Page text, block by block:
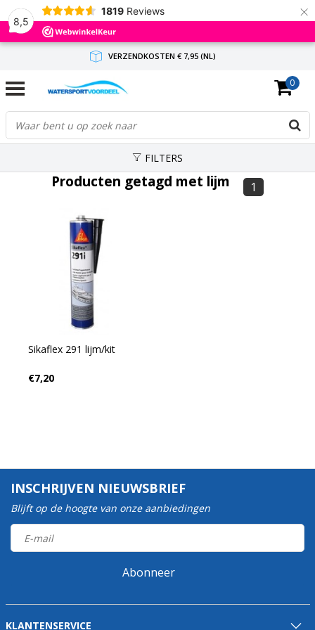
8,5
1819 Reviews ×
VERZENDKOSTEN € 7,95 (NL)
GRATIS VERZENDING(NL) VANAF € 65,-
BINNEN 1-3 WERKDAGEN ANTWOORD
0
FILTERS
Producten getagd met lijm 1
Sikaflex 291 lijm/kit
€7,20
INSCHRIJVEN NIEUWSBRIEF
Blijft op de hoogte van onze aanbiedingen
Abonneer
KLANTENSERVICE